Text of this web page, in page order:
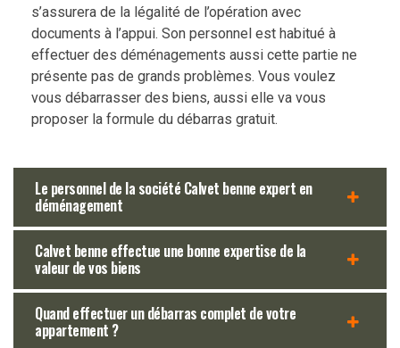
s’assurera de la légalité de l’opération avec
documents à l’appui. Son personnel est habitué à
effectuer des déménagements aussi cette partie ne
présente pas de grands problèmes. Vous voulez
vous débarrasser des biens, aussi elle va vous
proposer la formule du débarras gratuit.
Le personnel de la société Calvet benne expert en
déménagement
Calvet benne effectue une bonne expertise de la
valeur de vos biens
Quand effectuer un débarras complet de votre
appartement ?